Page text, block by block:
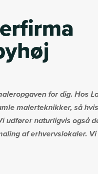
for dig. Hos
malerteknikker, så
naturligvis også
af erhvervslokaler.